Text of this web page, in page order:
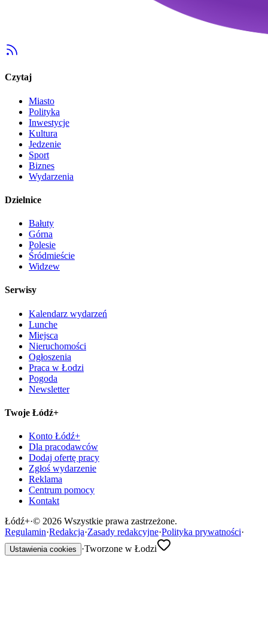
Czytaj
Miasto
Polityka
Inwestycje
Kultura
Jedzenie
Sport
Biznes
Wydarzenia
Dzielnice
Bałuty
Górna
Polesie
Śródmieście
Widzew
Serwisy
Kalendarz wydarzeń
Lunche
Miejsca
Nieruchomości
Ogłoszenia
Praca w Łodzi
Pogoda
Newsletter
Twoje Łódź+
Konto Łódź+
Dla pracodawców
Dodaj ofertę pracy
Zgłoś wydarzenie
Reklama
Centrum pomocy
Kontakt
Łódź+·© 2026 Wszystkie prawa zastrzeżone.
Regulamin·Redakcja·Zasady redakcyjne·Polityka prywatności·
Ustawienia cookies ·Tworzone w Łodzi